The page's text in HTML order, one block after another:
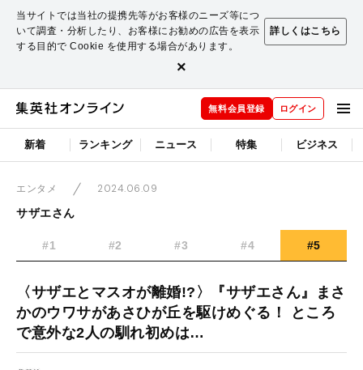
当サイトでは当社の提携先等がお客様のニーズ等につ
いて調査・分析したり、お客様にお勧めの広告を表示
する目的で Cookie を使用する場合があります。
詳しくはこちら
×
無料会員登録 ログイン
新着 ランキング ニュース 特集 ビジネス
エンタメ
2024.06.09
サザエさん
#1 #2 #3 #4 #5
〈サザエとマスオが離婚!?〉『サザエさん』まさ
かのウワサがあさひが丘を駆けめぐる！ ところ
で意外な2人の馴れ初めは…